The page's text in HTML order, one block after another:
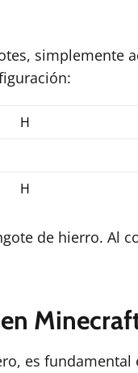
simplemente
H
H
de hierro. Al
es